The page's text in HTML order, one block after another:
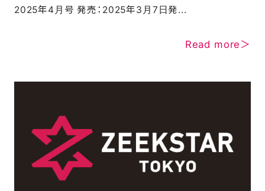
2025年4月号 発売：2025年3月7日発...
Read more＞